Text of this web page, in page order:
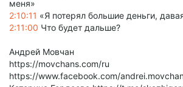
меня»
2:10:11 «Я потерял большие деньги,
2:11:00 Что будет дальше?
Андрей Мовчан
https://movchans.com/ru
https://www.facebook.com/